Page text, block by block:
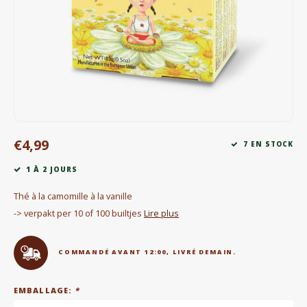
Bouilloires électriques
Gin
Petit déjeuner
Outdoor accessoires
Happy stuff
€4,99 7 EN STOCK
1 À 2 JOURS
Thé à la camomille à la vanille
-> verpakt per 10 of 100 builtjes Lire plus
COMMANDÉ AVANT 12:00, LIVRÉ DEMAIN.
EMBALLAGE: *